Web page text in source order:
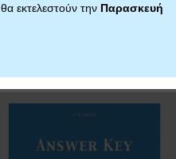
θα εκτελεστούν την Παρασκευή